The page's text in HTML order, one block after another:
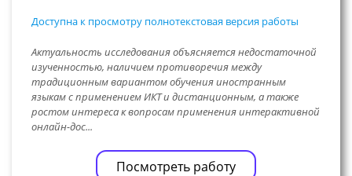
Доступна к просмотру полнотекстовая версия работы
Актуальность исследования объясняется недостаточной
изученностью, наличием противоречия между
традиционным вариантом обучения иностранным
языкам с применением ИКТ и дистанционным, а также
ростом интереса к вопросам применения интерактивной
онлайн-дос...
Посмотреть работу